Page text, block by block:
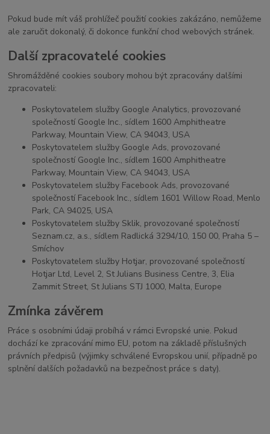
Pokud bude mít váš prohlížeč použití cookies zakázáno, nemůžeme
ale zaručit dokonalý, či dokonce funkční chod webových stránek.
Další zpracovatelé cookies
Shromážděné cookies soubory mohou být zpracovány dalšími
zpracovateli:
Poskytovatelem služby Google Analytics, provozované
společností Google Inc., sídlem 1600 Amphitheatre
Parkway, Mountain View, CA 94043, USA
Poskytovatelem služby Google Ads, provozované
společností Google Inc., sídlem 1600 Amphitheatre
Parkway, Mountain View, CA 94043, USA
Poskytovatelem služby Facebook Ads, provozované
společností Facebook Inc., sídlem 1601 Willow Road, Menlo
Park, CA 94025, USA
Poskytovatelem služby Sklik, provozované společností
Seznam.cz, a.s., sídlem Radlická 3294/10, 150 00, Praha 5 –
Smíchov
Poskytovatelem služby Hotjar, provozované společností
Hotjar Ltd, Level 2, St Julians Business Centre, 3, Elia
Zammit Street, St Julians STJ 1000, Malta, Europe
Zmínka závěrem
Práce s osobními údaji probíhá v rámci Evropské unie. Pokud
dochází ke zpracování mimo EU, potom na základě příslušných
právních předpisů (výjimky schválené Evropskou unií, případně po
splnění dalších požadavků na bezpečnost práce s daty).